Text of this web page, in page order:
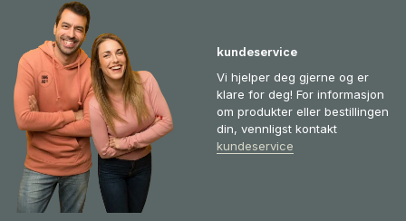
kundeservice
Vi hjelper deg gjerne og er
klare for deg! For informasjon
om produkter eller bestillingen
din, vennligst kontakt
kundeservice